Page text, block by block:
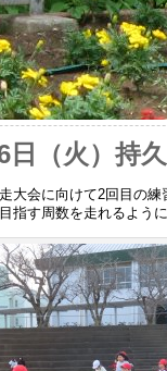
日（火）持
大会に向けて2回目の
指す周数を走れるよう